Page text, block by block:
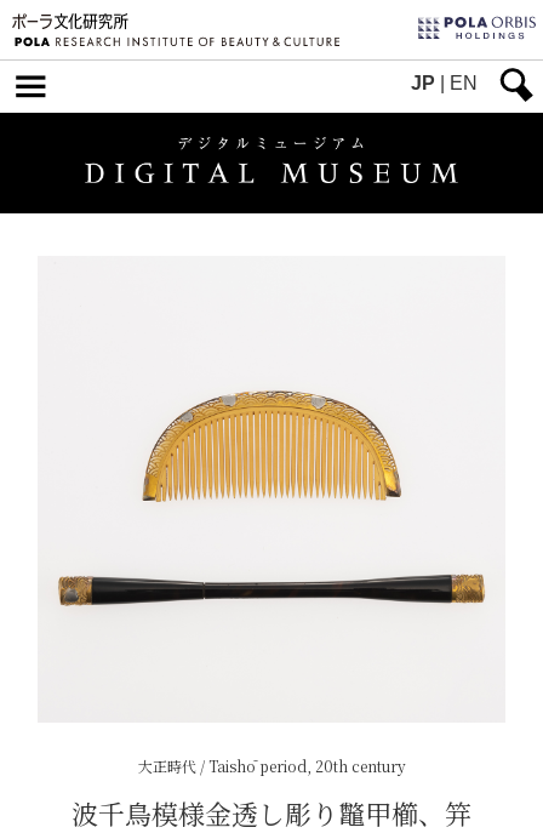
JP EN
大正時代 / Taishō period, 20th century
波千鳥模様金透し彫り鼈甲櫛、笄